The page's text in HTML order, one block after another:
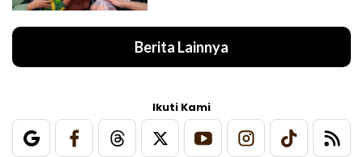
Berita Lainnya
Ikuti Kami